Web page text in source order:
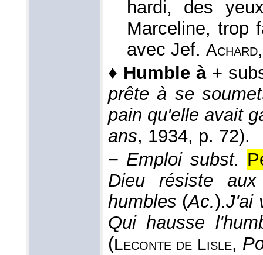
hardi, des
Marceline, trop
avec Jef. Achard
♦ Humble à +
prête à se
pain qu'elle avait
ans, 1934, p. 72).
− Emploi subst.
Dieu résiste
humbles (Ac.).J'ai
Qui hausse
(Leconte de Lisle,